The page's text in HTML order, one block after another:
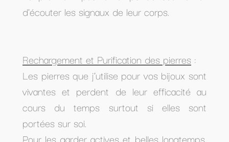
d'écouter les signaux de leur corps.
Rechargement et Purification des pierres :
Les pierres que j’utilise pour vos bijoux sont
vivantes et perdent de leur efficacité au
cours du temps surtout si elles sont
portées sur soi.
Pour les garder actives et belles longtemps,